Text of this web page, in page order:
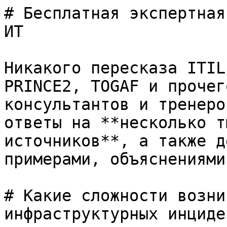
# Бесплатная
ИТ
Никакого пересказа
PRINCE2, TOGAF и
консультантов и
ответы на **несколько
источников**, а также
примерами,
# Какие сложности
инфраструктурных